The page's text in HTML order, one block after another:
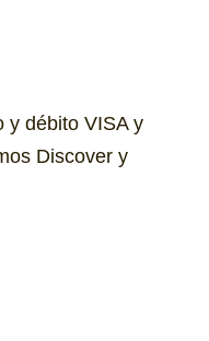
y débito VISA y
Discover y